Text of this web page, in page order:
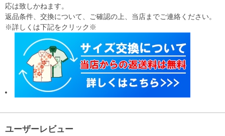
応は致しかねます。
返品条件、交換について、ご確認の上、当店までご連絡ください。
※詳しくは下記をクリック※
ユーザーレビュー